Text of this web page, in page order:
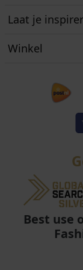
Laat je
Winkel
Best use